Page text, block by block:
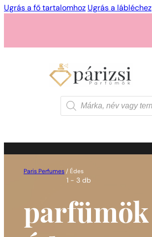
Ugrás a fő tartalomhoz Ugrás a lábléchez
1 - 3 db
1 - 3 db
Products
search
Paris Perfumes / Édes
parfümök